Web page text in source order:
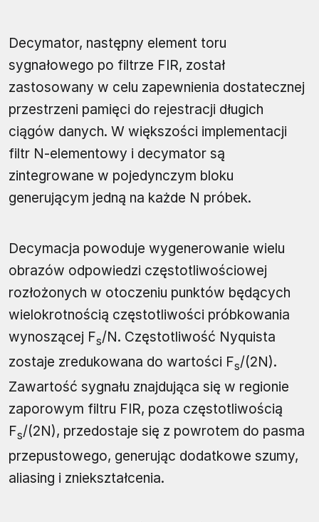
Decymator, następny element toru
sygnałowego po filtrze FIR, został
zastosowany w celu zapewnienia dostatecznej
przestrzeni pamięci do rejestracji długich
ciągów danych. W większości implementacji
filtr N-elementowy i decymator są
zintegrowane w pojedynczym bloku
generującym jedną na każde N próbek.
Decymacja powoduje wygenerowanie wielu
obrazów odpowiedzi częstotliwościowej
rozłożonych w otoczeniu punktów będących
wielokrotnością częstotliwości próbkowania
wynoszącej Fs/N. Częstotliwość Nyquista
zostaje zredukowana do wartości Fs/(2N).
Zawartość sygnału znajdująca się w regionie
zaporowym filtru FIR, poza częstotliwością
Fs/(2N), przedostaje się z powrotem do pasma
przepustowego, generując dodatkowe szumy,
aliasing i zniekształcenia.